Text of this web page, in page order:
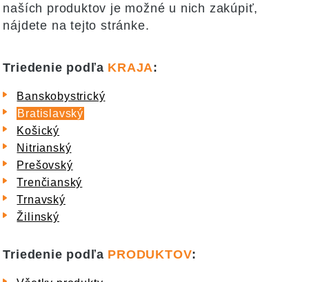
naších produktov je možné u nich zakúpiť,
nájdete na tejto stránke.
Triedenie podľa KRAJA:
Banskobystrický
Bratislavský
Košický
Nitrianský
Prešovský
Trenčianský
Trnavský
Žilinský
Triedenie podľa PRODUKTOV: